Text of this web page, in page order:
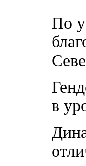
По
в